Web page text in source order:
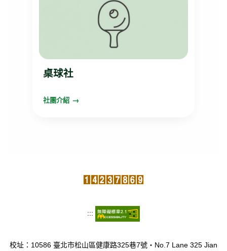
桌球社
社團介紹
:::
校址：10586 臺北市松山區健康路325巷7號‧No.7 Lane 325 Jian